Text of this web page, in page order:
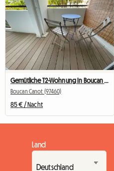
Gemütliche T2-Wohnung In Boucan Canot
Boucan Canot (97460)
85 € / Nacht
Land